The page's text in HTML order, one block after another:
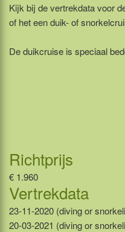
Kijk bij de vertrekdata voor
of het een duik- of
De duikcruise is speciaal
Richtprijs
€ 1.960
Vertrekdata
23-11-2020 (diving or
20-03-2021 (diving or